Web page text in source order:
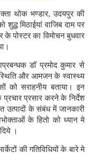
थोक भण्डार, उदयपुर की
मिठाईयां वाजिब दाम पर
के पोस्टर का विमोचन बुधवार
डॉ प्रमोद कुमार से
स्थिति और आमजन के स्वास्थ्य
को सराहनीय बताया। इन
प्रसार करने के निर्देश
के संबंध में जानकारी
के हितो को ध्यान मे
।
की गतिविधियों के बारे मे